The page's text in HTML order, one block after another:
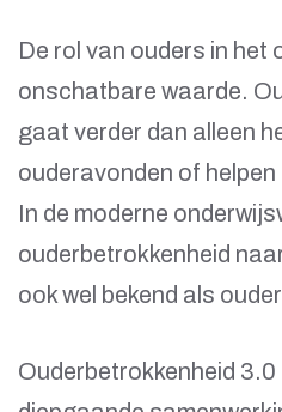
De rol van ouders in het
onschatbare waarde.
gaat verder dan alleen
ouderavonden of
In de moderne
ouderbetrokkenheid
ook wel bekend als
Ouderbetrokkenheid 3.0